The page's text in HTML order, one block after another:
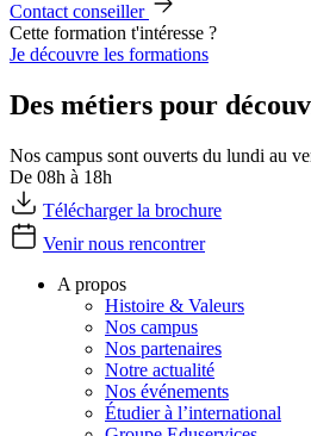
Contact conseiller
Cette formation t'intéresse ?
Je découvre les formations
Des métiers pour
Nos campus sont ouverts du lundi au
De 08h à 18h
Télécharger la brochure
Venir nous rencontrer
A propos
Histoire & Valeurs
Nos campus
Nos partenaires
Notre actualité
Nos événements
Étudier à l’international